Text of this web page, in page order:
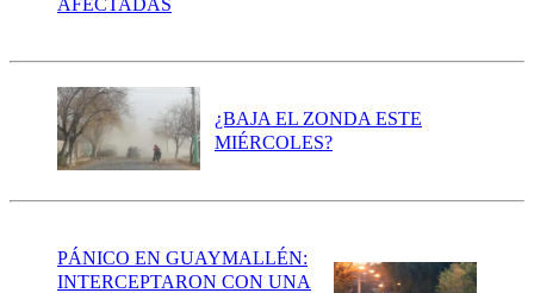
¿BAJA EL ZONDA ESTE
MIÉRCOLES?
PÁNICO EN GUAYMALLÉN:
INTERCEPTARON CON UNA